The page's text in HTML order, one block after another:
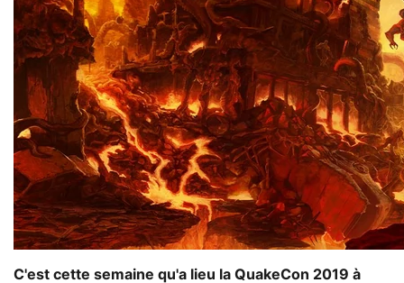
C'est cette semaine qu'a lieu la QuakeCon 2019 à